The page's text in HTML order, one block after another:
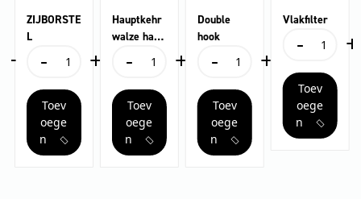
ZIJBORSTE
L
-
ZIJBORSTEL+
Toev
oege
n
Hauptkehr
walze hart
nässefest
-
Hauptkehrwalze
/
nässefest
aantal
+
Toev
oege
n
Double
hook
-
Double
aantal
+
Toev
oege
n
Vlakfilter
-
Vlakfilter
+
Toev
oege
n
+